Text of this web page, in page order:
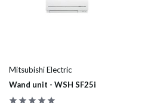
Mitsubishi Electric
Wand unit - WSH SF25i